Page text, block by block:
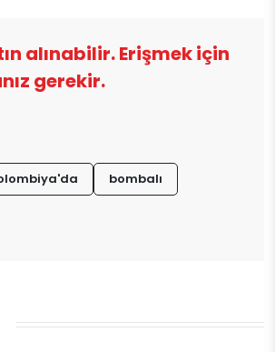
alınabilir. Erişmek için
gerekir.
bombalı